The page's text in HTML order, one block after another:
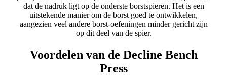
dat de nadruk ligt op de onderste borstspieren. Het is een
uitstekende manier om de borst goed te ontwikkelen,
aangezien veel andere borst-oefeningen minder gericht zijn
op dit deel van de spier.
Voordelen van de Decline Bench
Press